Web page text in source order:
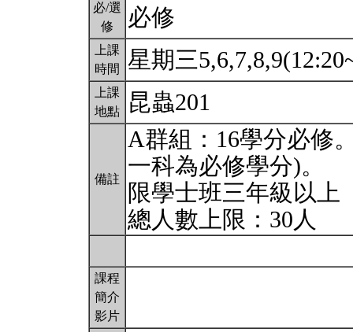
必/選
修
必修
上課
時間
星期三
上課
地點
昆蟲201
備註
A群組：16學分必修
一科為必修學分)。
限學士班三年級以上
總人數上限：30人
課程
簡介
影片